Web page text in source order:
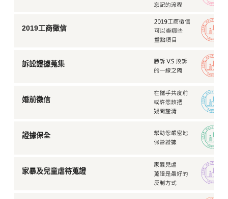
2019工商徵信
訴訟證據蒐集
婚前徵信
證據保全
家暴及兒童虐待蒐證